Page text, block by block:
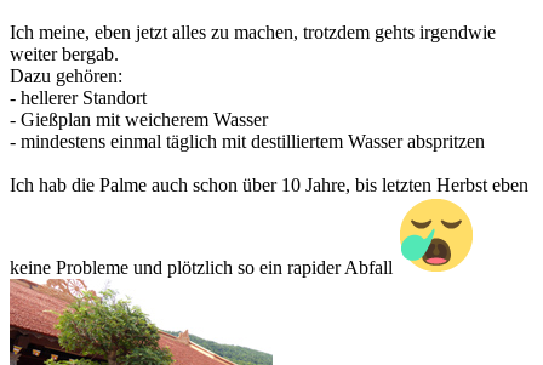
Ich meine, eben jetzt alles zu machen, trotzdem gehts irgendwie
weiter bergab.
Dazu gehören:
- hellerer Standort
- Gießplan mit weicherem Wasser
- mindestens einmal täglich mit destilliertem Wasser abspritzen
Ich hab die Palme auch schon über 10 Jahre, bis letzten Herbst eben
keine Probleme und plötzlich so ein rapider Abfall